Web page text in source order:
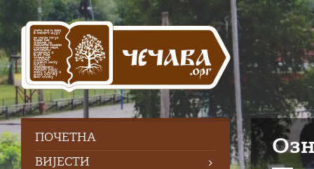
Skip
content
Skip
left
sidebar
Skip
right
sidebar
Skip
footer
ПOЧЕТНА
ВИЈЕСТИ